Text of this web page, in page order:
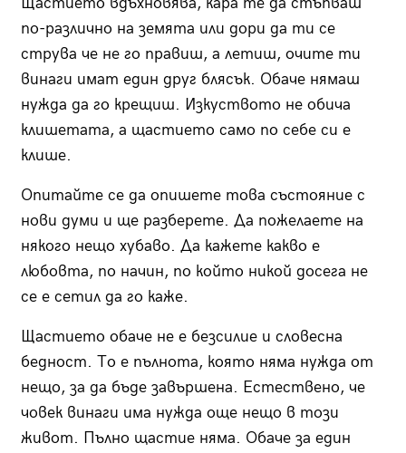
по-различно на земята или дори да ти се
струва че не го правиш, а летиш, очите ти
винаги имат един друг блясък. Обаче нямаш
нужда да го крещиш. Изкуството не обича
клишетата, а щастието само по себе си е
клише.
Опитайте се да опишете това състояние с
нови думи и ще разберете. Да пожелаете на
някого нещо хубаво. Да кажете какво е
любовта, по начин, по който никой досега не
се е сетил да го каже.
Щастието обаче не е безсилие и словесна
бедност. То е пълнота, която няма нужда от
нещо, за да бъде завършена. Естествено, че
човек винаги има нужда още нещо в този
живот. Пълно щастие няма. Обаче за един